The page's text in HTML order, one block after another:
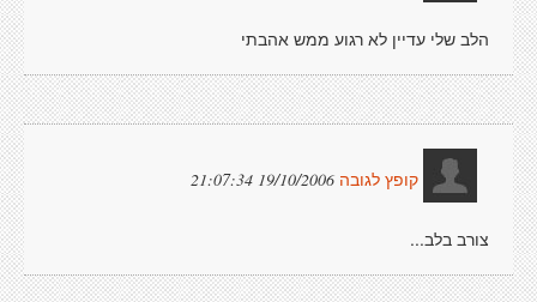
הלב שלי עדיין לא רגוע ממש אהבתי
קופץ לגובה 19/10/2006 21:07:34
צורב בלב...